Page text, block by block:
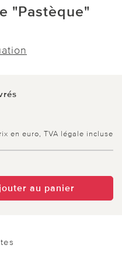
"Pastèque"
en euro, TVA légale incluse
au panier